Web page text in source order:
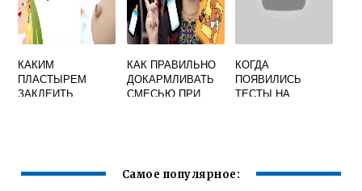
КАКИМ
ПЛАСТЫРЕМ
ЗАКЛЕИТЬ
КАК ПРАВИЛЬНО
ДОКАРМЛИВАТЬ
СМЕСЬЮ ПРИ
КОГДА
ПОЯВИЛИСЬ
ТЕСТЫ НА
Самое популярное: